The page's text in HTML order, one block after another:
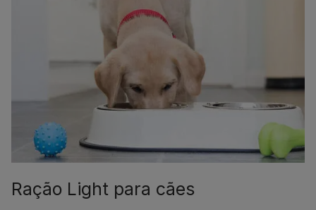
Ração Light para cães